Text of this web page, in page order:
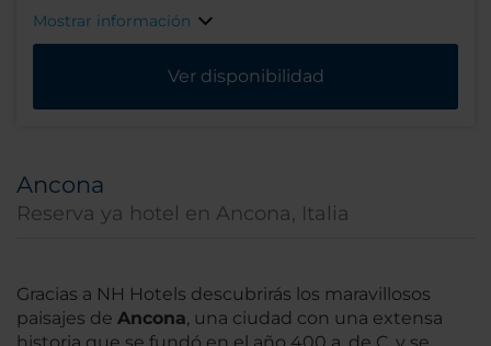
Mostrar información
Ver disponibilidad
Ancona
Reserva ya hotel en Ancona, Italia
Gracias a NH Hotels descubrirás los maravillosos
paisajes de Ancona, una ciudad con una extensa